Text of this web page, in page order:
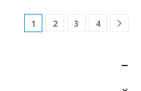
1 2 3 4